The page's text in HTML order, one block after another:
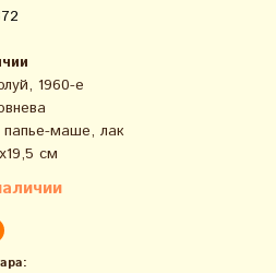
1960-е
папье-маше, лак
см